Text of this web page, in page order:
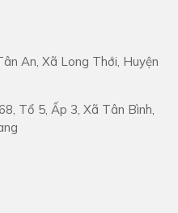
An, Xã Long Thới, Huyện
Tổ 5, Ấp 3, Xã Tân Bình,